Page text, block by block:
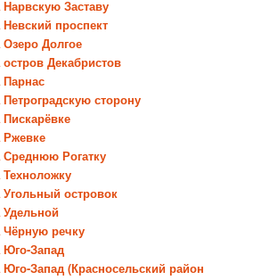
Заставу
проспект
Долгое
Декабристов
Парнас
сторону
Ржевке
Среднюю Рогатку
островок
Чёрную речку
Юго-Запад
Запад (Красносельский район